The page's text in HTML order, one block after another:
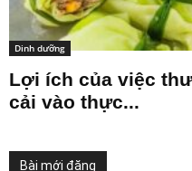
Dinh dưỡng
Lợi ích của việc
cải vào thực...
Bài mới đăng